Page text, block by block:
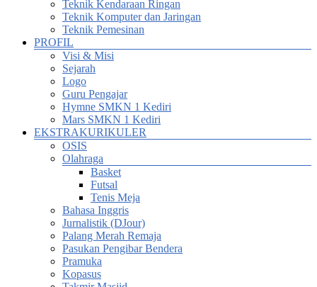
Teknik Kendaraan Ringan
Teknik Komputer dan Jaringan
Teknik Pemesinan
PROFIL
Visi & Misi
Sejarah
Logo
Guru Pengajar
Hymne SMKN 1 Kediri
Mars SMKN 1 Kediri
EKSTRAKURIKULER
OSIS
Olahraga
Basket
Futsal
Tenis Meja
Bahasa Inggris
Jurnalistik (DJour)
Palang Merah Remaja
Pasukan Pengibar Bendera
Pramuka
Kopasus